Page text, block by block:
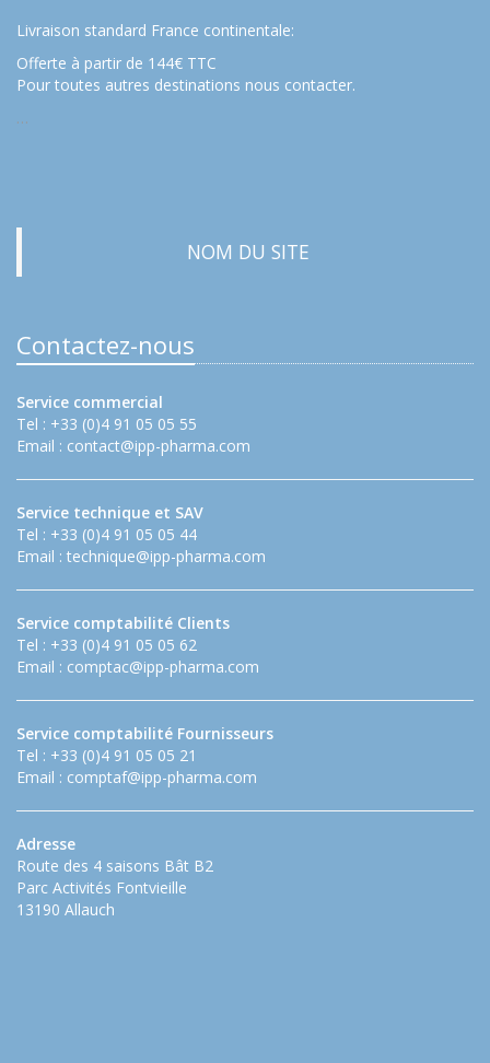
Livraison standard France continentale:
Offerte à partir de 144€ TTC
Pour toutes autres destinations nous contacter.
…
NOM DU SITE
Contactez-nous
Service commercial
Tel : +33 (0)4 91 05 05 55
Email : contact@ipp-pharma.com
Service technique et SAV
Tel : +33 (0)4 91 05 05 44
Email : technique@ipp-pharma.com
Service comptabilité Clients
Tel : +33 (0)4 91 05 05 62
Email : comptac@ipp-pharma.com
Service comptabilité Fournisseurs
Tel : +33 (0)4 91 05 05 21
Email : comptaf@ipp-pharma.com
Adresse
Route des 4 saisons Bât B2
Parc Activités Fontvieille
13190 Allauch